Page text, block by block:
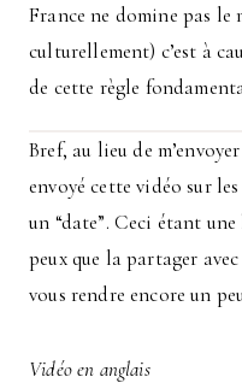
France ne domine pas le
culturellement) c’est à
de cette règle
Bref, au lieu de
envoyé cette vidéo sur
un “date”. Ceci étant
peux que la partager
vous rendre encore un
Vidéo en anglais